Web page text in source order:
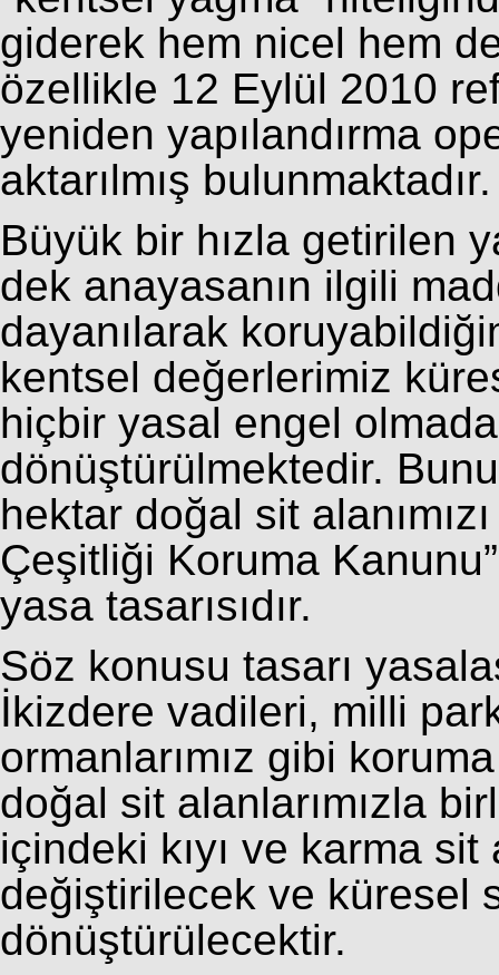
giderek hem nicel hem
özellikle 12 Eylül 2010
yeniden yapılandırma
aktarılmış bulunmaktadır.
Büyük bir hızla getirilen
dek anayasanın ilgili
dayanılarak
kentsel değerlerimiz
hiçbir yasal engel
dönüştürülmektedir.
hektar doğal sit
Çeşitliği Koruma
yasa tasarısıdır.
Söz konusu tasarı
İkizdere vadileri, milli
ormanlarımız gibi
doğal sit alanlarımızla
içindeki kıyı ve karma
değiştirilecek ve küresel
dönüştürülecektir.